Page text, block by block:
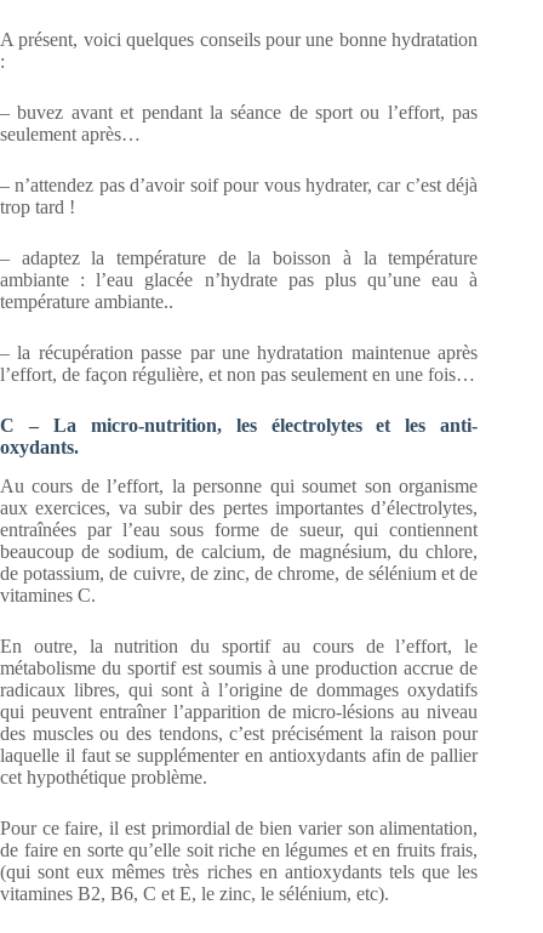
A présent, voici quelques conseils pour une bonne hydratation
:
– buvez avant et pendant la séance de sport ou l’effort, pas
seulement après…
– n’attendez pas d’avoir soif pour vous hydrater, car c’est déjà
trop tard !
– adaptez la température de la boisson à la température
ambiante : l’eau glacée n’hydrate pas plus qu’une eau à
température ambiante..
– la récupération passe par une hydratation maintenue après
l’effort, de façon régulière, et non pas seulement en une fois…
C – La micro-nutrition, les électrolytes et les anti-
oxydants.
Au cours de l’effort, la personne qui soumet son organisme
aux exercices, va subir des pertes importantes d’électrolytes,
entraînées par l’eau sous forme de sueur, qui contiennent
beaucoup de sodium, de calcium, de magnésium, du chlore,
de potassium, de cuivre, de zinc, de chrome, de sélénium et de
vitamines C.
En outre, la nutrition du sportif au cours de l’effort, le
métabolisme du sportif est soumis à une production accrue de
radicaux libres, qui sont à l’origine de dommages oxydatifs
qui peuvent entraîner l’apparition de micro-lésions au niveau
des muscles ou des tendons, c’est précisément la raison pour
laquelle il faut se supplémenter en antioxydants afin de pallier
cet hypothétique problème.
Pour ce faire, il est primordial de bien varier son alimentation,
de faire en sorte qu’elle soit riche en légumes et en fruits frais,
(qui sont eux mêmes très riches en antioxydants tels que les
vitamines B2, B6, C et E, le zinc, le sélénium, etc).